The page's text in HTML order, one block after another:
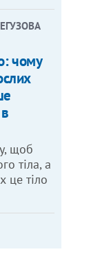
чому
щоб
тіла, а
це тіло